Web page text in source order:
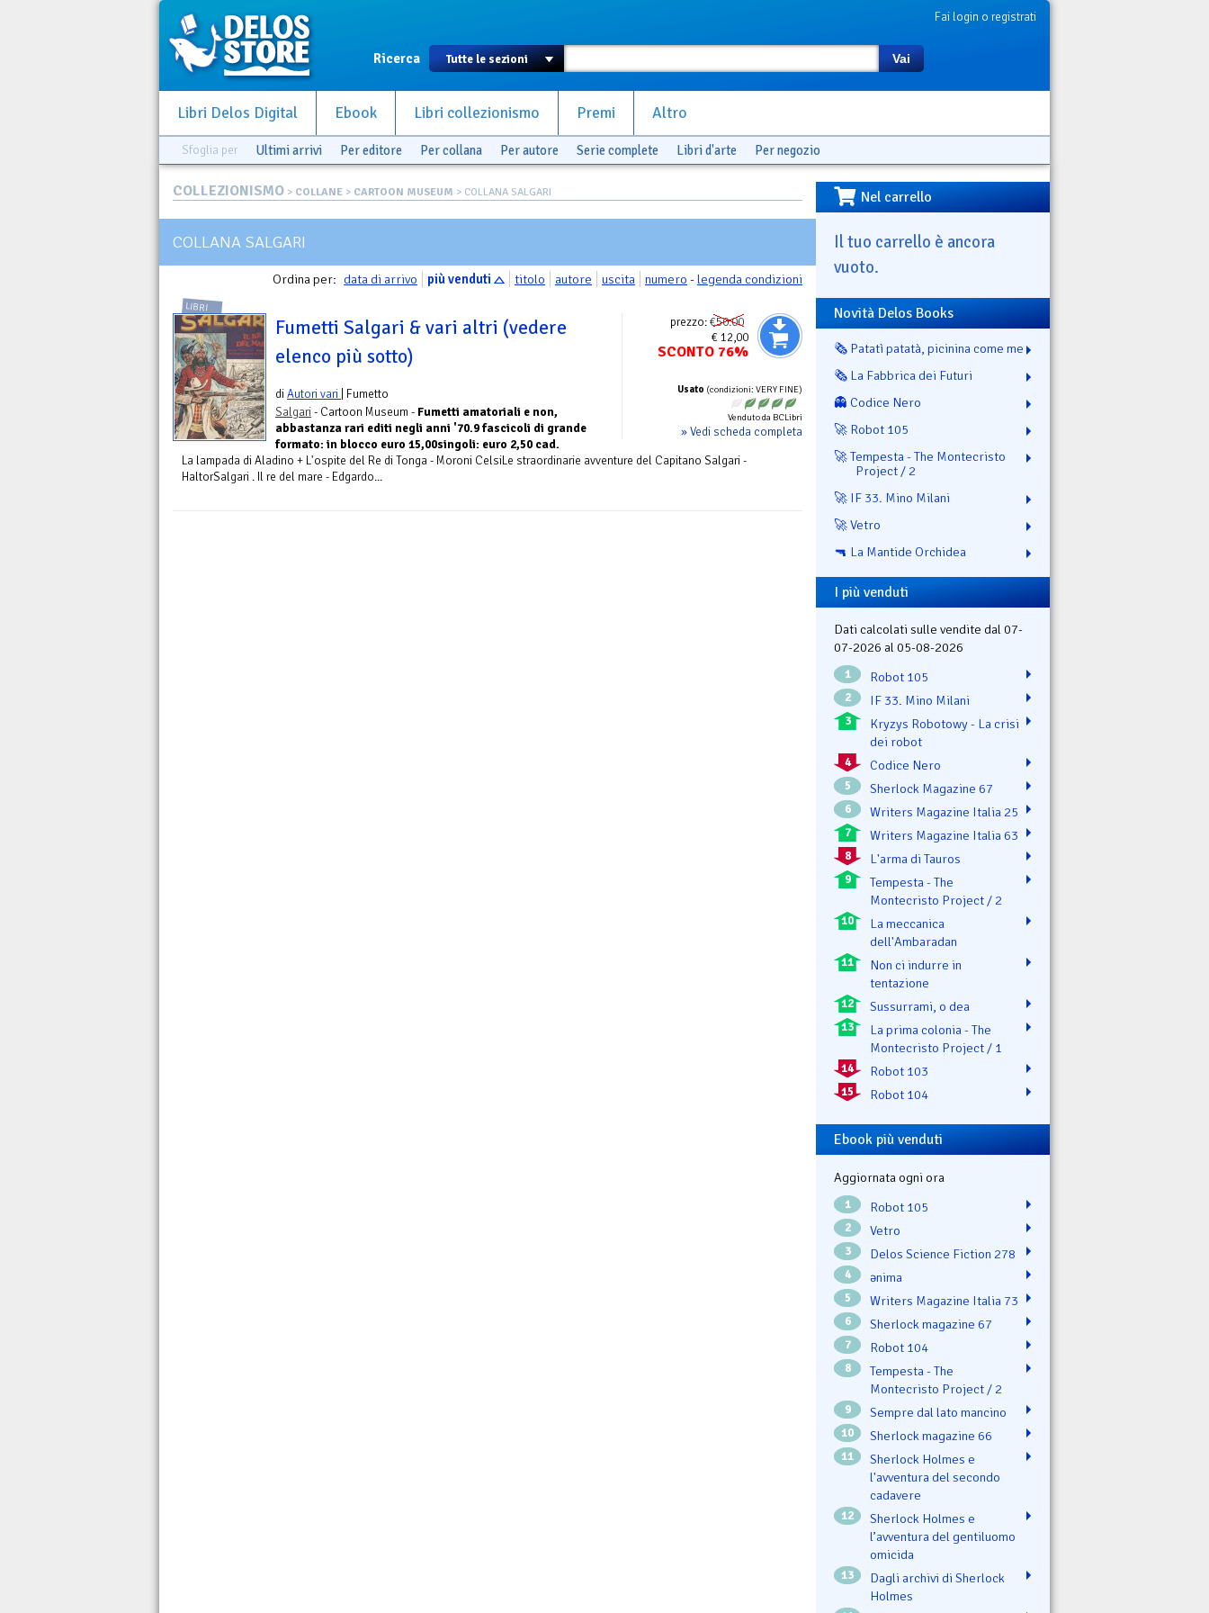
Fai login o registrati
Ricerca Vai
Libri Delos Digital Ebook Libri collezionismo Premi Altro
Sfoglia per Ultimi arrivi Per editore Per collana Per autore Serie complete Libri d'arte Per negozio
COLLEZIONISMO > COLLANE > CARTOON MUSEUM > COLLANA SALGARI
COLLANA SALGARI
Ordina per: data di arrivo più venduti titolo autore uscita numero -legenda condizioni
prezzo:€50.00
€ 12,00
SCONTO 76%
Usato (condizioni: VERY FINE)
Venduto da BCLibri
» Vedi scheda completa
LIBRI
Fumetti Salgari & vari altri (vedere
elenco più sotto)
diAutori vari | Fumetto
Salgari - Cartoon Museum - Fumetti amatoriali e non,
abbastanza rari editi negli anni '70.9 fascicoli di grande
formato: in blocco euro 15,00singoli: euro 2,50 cad.
La lampada di Aladino + L'ospite del Re di Tonga - Moroni CelsiLe straordinarie avventure del Capitano Salgari -
HaltorSalgari . Il re del mare - Edgardo...
Nel carrello
Il tuo carrello è ancora
vuoto.
Novità Delos Books
🗞️ Patatì patatà, picinina come me
🗞️ La Fabbrica dei Futuri
👻 Codice Nero
🚀 Robot 105
🚀 Tempesta - The Montecristo
Project / 2
🚀 IF 33. Mino Milani
🚀 Vetro
🔫 La Mantide Orchidea
I più venduti
Dati calcolati sulle vendite dal 07-
07-2026 al 05-08-2026
1 Robot 105
2 IF 33. Mino Milani
3
Kryzys Robotowy - La crisi
dei robot
4 Codice Nero
5 Sherlock Magazine 67
6 Writers Magazine Italia 25
7 Writers Magazine Italia 63
8 L'arma di Tauros
9
Tempesta - The
Montecristo Project / 2
10
La meccanica
dell'Ambaradan
11
Non ci indurre in
tentazione
12 Sussurrami, o dea
13
La prima colonia - The
Montecristo Project / 1
14 Robot 103
15 Robot 104
Ebook più venduti
Aggiornata ogni ora
1 Robot 105
2 Vetro
3 Delos Science Fiction 278
4 ənima
5 Writers Magazine Italia 73
6 Sherlock magazine 67
7 Robot 104
8
Tempesta - The
Montecristo Project / 2
9 Sempre dal lato mancino
10 Sherlock magazine 66
11
Sherlock Holmes e
l'avventura del secondo
cadavere
12
Sherlock Holmes e
l’avventura del gentiluomo
omicida
13
Dagli archivi di Sherlock
Holmes